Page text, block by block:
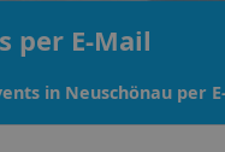
per E-Mail
in Neuschönau per